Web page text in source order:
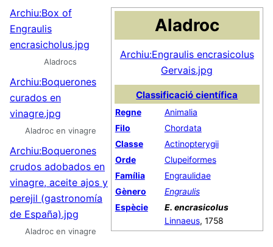
Aladroc
Archiu:Engraulis encrasicolus
Gervais.jpg
Classificació científica
Regne
Animalia
Filo
Chordata
Classe
Actinopterygii
Orde
Clupeiformes
Família
Engraulidae
Gènero
Engraulis
Espècie
E. encrasicolus
Linnaeus, 1758
Archiu:Box of
Engraulis
encrasicholus.jpg
Aladrocs
Archiu:Boquerones
curados en
vinagre.jpg
Aladroc en vinagre
Archiu:Boquerones
crudos adobados en
vinagre, aceite ajos y
perejil (gastronomía
de España).jpg
Aladroc en vinagre